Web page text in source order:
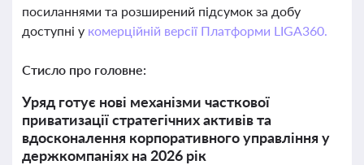
посиланнями та розширений підсумок за добу
доступні у комерційній версії Платформи LIGA360.
Стисло про головне:
Уряд готує нові механізми часткової
приватизації стратегічних активів та
вдосконалення корпоративного управління у
держкомпаніях на 2026 рік